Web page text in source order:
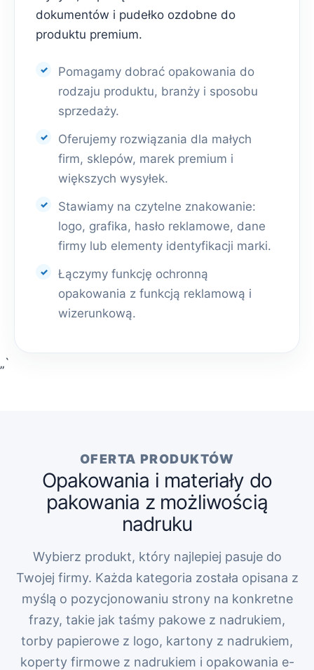
dokumentów i pudełko ozdobne do
produktu premium.
Pomagamy dobrać opakowania do
rodzaju produktu, branży i sposobu
sprzedaży.
Oferujemy rozwiązania dla małych
firm, sklepów, marek premium i
większych wysyłek.
Stawiamy na czytelne znakowanie:
logo, grafika, hasło reklamowe, dane
firmy lub elementy identyfikacji marki.
Łączymy funkcję ochronną
opakowania z funkcją reklamową i
wizerunkową.
„`
OFERTA PRODUKTÓW
Opakowania i materiały do
pakowania z możliwością
nadruku
Wybierz produkt, który najlepiej pasuje do
Twojej firmy. Każda kategoria została opisana z
myślą o pozycjonowaniu strony na konkretne
frazy, takie jak taśmy pakowe z nadrukiem,
torby papierowe z logo, kartony z nadrukiem,
koperty firmowe z nadrukiem i opakowania e-